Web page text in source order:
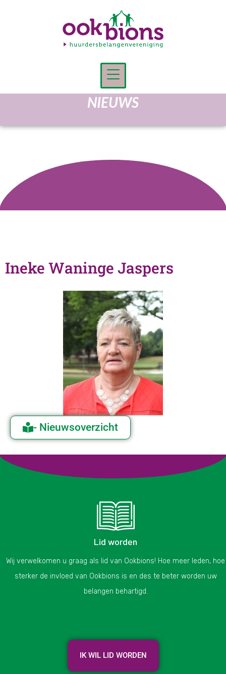
is de huurdersbelangenvereniging
van huurders van
woningcorporatieWelbions in Hengelo en
NIEUWS
Ineke Waninge Jaspers
- Nieuwsoverzicht
Lid worden
Wij verwelkomen u graag als lid van Ookbions! Hoe meer leden, hoe
sterker de invloed van Ookbions is en des te beter worden uw
belangen behartigd.
IK WIL LID WORDEN